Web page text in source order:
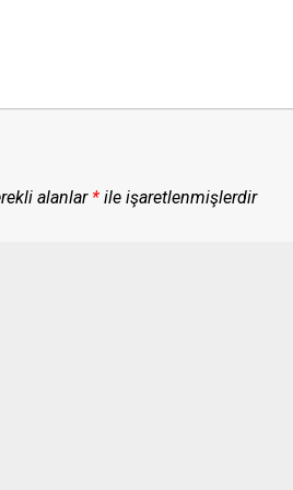
alanlar * ile işaretlenmişlerdir